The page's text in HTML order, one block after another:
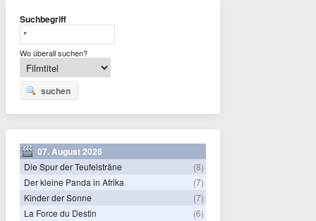
Suchbegriff
Wo überall suchen?
suchen
07. August 2026
Die Spur der Teufelsträne
(8)
Der kleine Panda in Afrika
(7)
Kinder der Sonne
(7)
La Force du Destin
(6)